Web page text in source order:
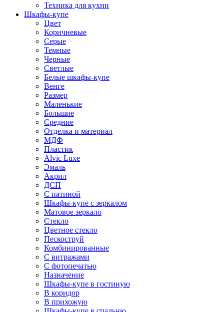
Техника для кухни
Шкафы-купе
Цвет
Коричневые
Серые
Темные
Черные
Светлые
Белые шкафы-купе
Венге
Размер
Маленькие
Большие
Средние
Отделка и материал
МДФ
Пластик
Alvic Luxe
Эмаль
Акрил
ДСП
С патиной
Шкафы-купе с зеркалом
Матовое зеркало
Стекло
Цветное стекло
Пескоструй
Комбинированные
С витражами
С фотопечатью
Назначение
Шкафы-купе в гостиную
В коридор
В прихожую